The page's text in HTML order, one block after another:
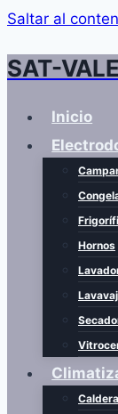
Saltar al
SAT-
Inicio
Hornos